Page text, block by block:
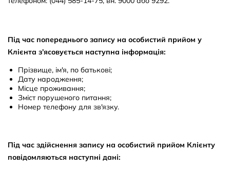
Під час попереднього запису на особистий прийом у
Клієнта з’ясовується наступна інформація:
Прізвище, ім'я, по батькові;
Дату народження;
Місце проживання;
Зміст порушеного питання;
Номер телефону для зв'язку.
Під час здійснення запису на особистий прийом Клієнту
повідомляються наступні дані: